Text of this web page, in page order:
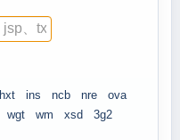
hxt ins ncb nre
ova
wgt wm xsd 3g2